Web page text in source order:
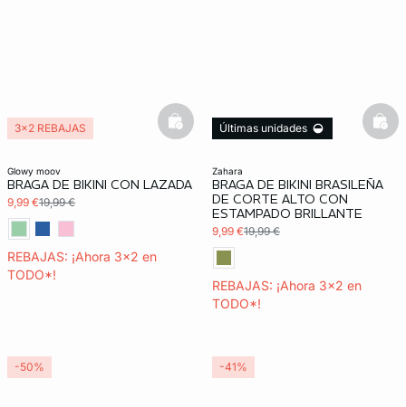
glowy moov
BRAGA DE BIKINI CON LAZADA
9,99 €19,99 €
REBAJAS: ¡Ahora 3x2 en
TODO*!
3x2 REBAJAS basketfull
zahara
BRAGA DE BIKINI BRASILEÑA
DE CORTE ALTO CON
ESTAMPADO BRILLANTE
9,99 €19,99 €
REBAJAS: ¡Ahora 3x2 en
TODO*!
Últimas unidades
-50% -41%